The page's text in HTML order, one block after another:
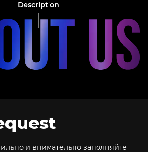
Description
и внимательно заполняйте